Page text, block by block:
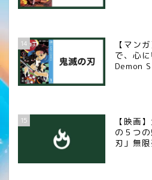
14
【マン
で、心
Demon
15
【映画
の５つ
刃」無限